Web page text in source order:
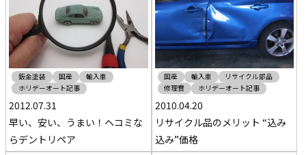
鈑金塗装 国産
輸入車
ホリデーオート記事
2012.07.31
早い、安い、うまい！ヘコミな
らデントリペア
国産 輸入車
リサイクル部品
修理費
ホリデーオート記事
2010.04.20
リサイクル品のメリット “込み
込み”価格